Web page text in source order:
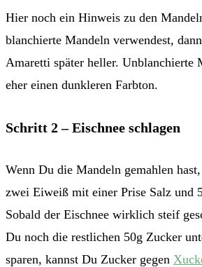
Hier noch ein Hinweis zu den
blanchierte Mandeln verwendest,
Amaretti später heller. Unblanchierte
eher einen dunkleren Farbton.
Schritt 2 – Eischnee schlagen
Wenn Du die Mandeln gemahlen
zwei Eiweiß mit einer Prise Salz und
Sobald der Eischnee wirklich steif
Du noch die restlichen 50g Zucker
sparen, kannst Du Zucker gegen